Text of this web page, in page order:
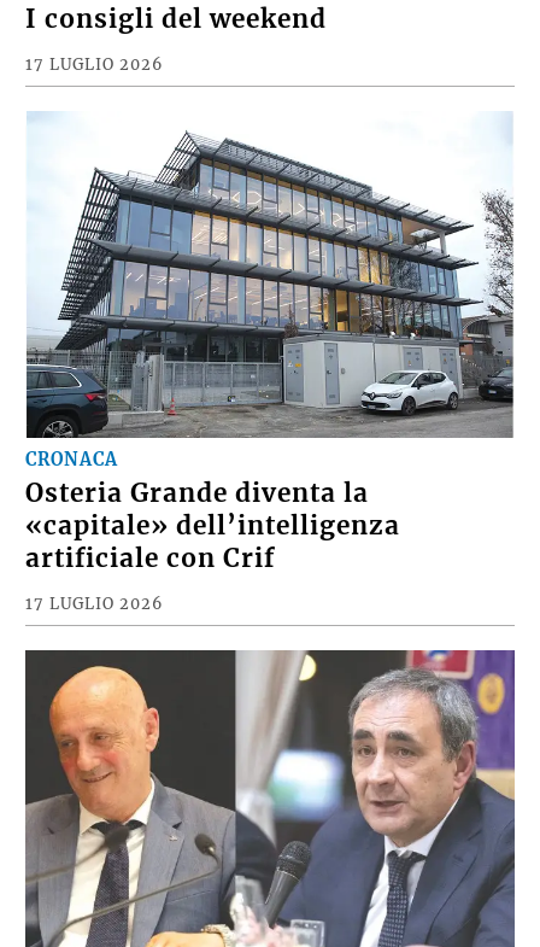
I consigli del weekend
17 LUGLIO 2026
CRONACA
Osteria Grande diventa la
«capitale» dell’intelligenza
artificiale con Crif
17 LUGLIO 2026